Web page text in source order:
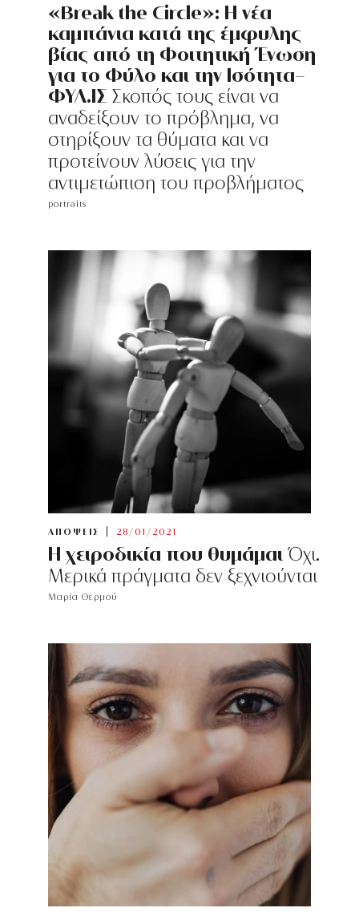
«Break the Circle»: Η νέα
καμπάνια κατά της έμφυλης
βίας από τη Φοιτητική Ένωση
για το Φύλο και την Ισότητα-
ΦΥΛ.ΙΣ Σκοπός τους είναι να
αναδείξουν το πρόβλημα, να
στηρίξουν τα θύματα και να
προτείνουν λύσεις για την
αντιμετώπιση του προβλήματος
portraits
ΑΠΟΨΕΙΣ 28/01/2021
Η χειροδικία που θυμάμαι Όχι.
Μερικά πράγματα δεν ξεχνιούνται
Μαρία Θερμού